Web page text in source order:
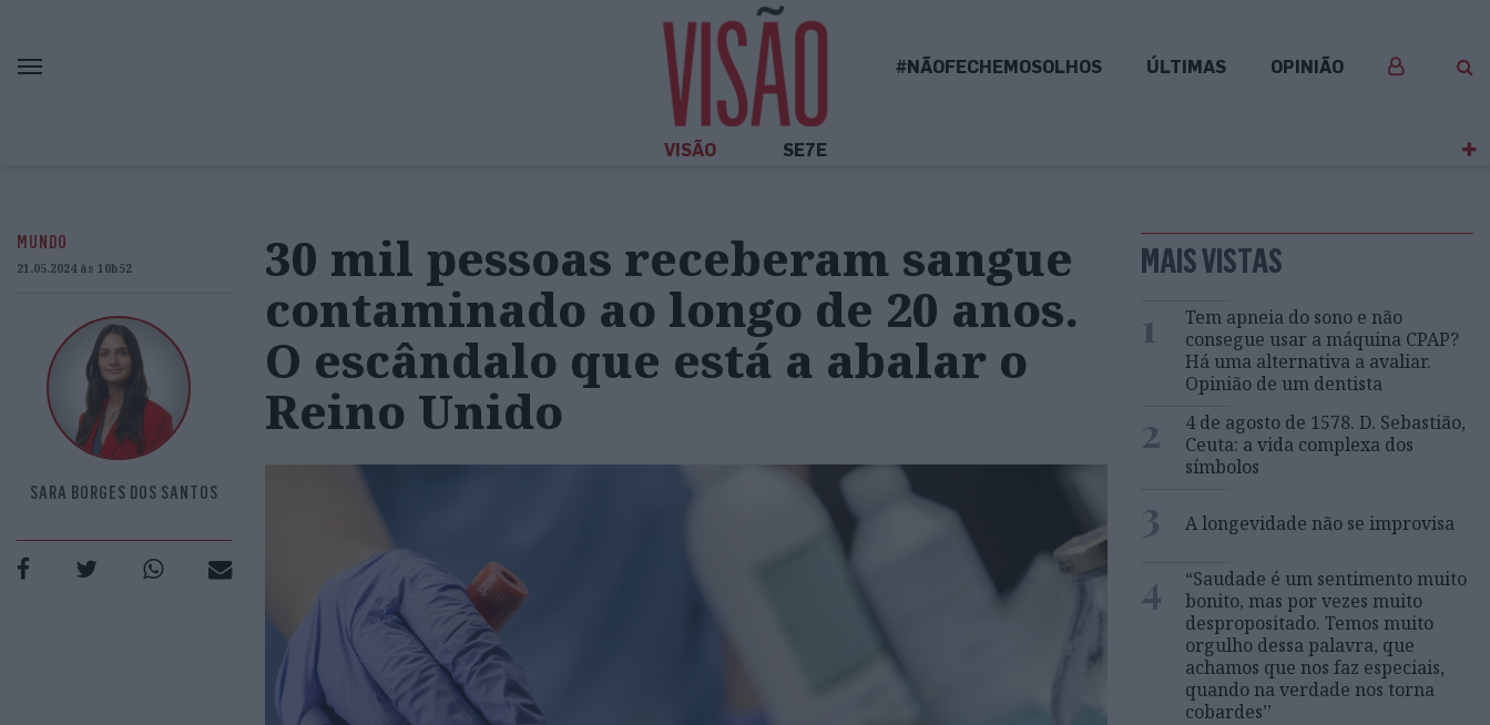
#NÃOFECHEMOSOLHOS ÚLTIMAS OPINIÃO
VISÃO SE7E
MUNDO
21.05.2024 às 10h52
SARA BORGES DOS SANTOS
30 mil pessoas receberam sangue
contaminado ao longo de 20 anos.
O escândalo que está a abalar o
Reino Unido
MAIS VISTAS
1
Tem apneia do sono e não
consegue usar a máquina CPAP?
Há uma alternativa a avaliar.
Opinião de um dentista
2
4 de agosto de 1578. D. Sebastião,
Ceuta: a vida complexa dos
símbolos
3 A longevidade não se improvisa
4
“Saudade é um sentimento muito
bonito, mas por vezes muito
despropositado. Temos muito
orgulho dessa palavra, que
achamos que nos faz especiais,
quando na verdade nos torna
cobardes’’